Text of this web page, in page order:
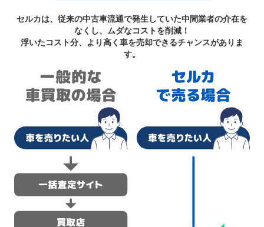
セルカは、従来の中古車流通で発生していた中間業者の介在を
なくし、ムダなコストを削減！
浮いたコスト分、より高く車を売却できるチャンスがありま
す。